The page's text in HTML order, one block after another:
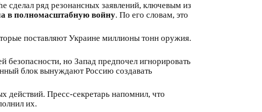
ряд резонансных заявлений, ключевым из
в полномасштабную войну. По его словам, это
поставляют Украине миллионы тонн оружия.
но Запад предпочел игнорировать
блок вынуждают Россию создавать
действий. Пресс-секретарь напомнил, что
их.